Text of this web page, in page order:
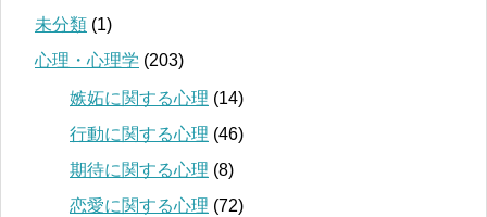
未分類 (1)
心理・心理学 (203)
嫉妬に関する心理 (14)
行動に関する心理 (46)
期待に関する心理 (8)
恋愛に関する心理 (72)